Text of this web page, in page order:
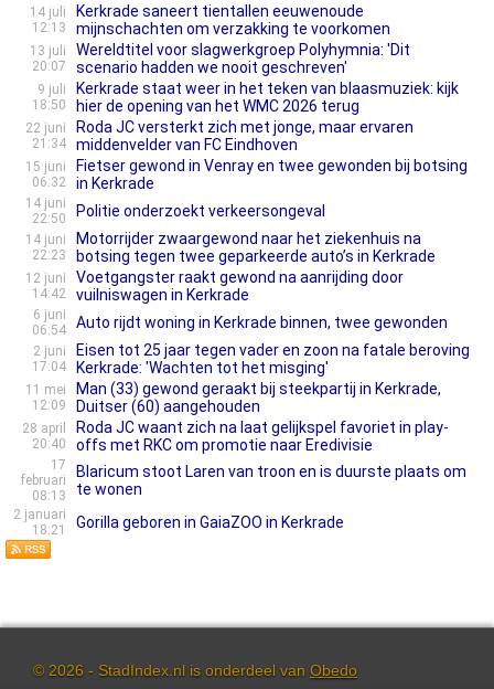
14 juli
12:13
Kerkrade saneert tientallen eeuwenoude
mijnschachten om verzakking te voorkomen
13 juli
20:07
Wereldtitel voor slagwerkgroep Polyhymnia: 'Dit
scenario hadden we nooit geschreven'
9 juli
18:50
Kerkrade staat weer in het teken van blaasmuziek: kijk
hier de opening van het WMC 2026 terug
22 juni
21:34
Roda JC versterkt zich met jonge, maar ervaren
middenvelder van FC Eindhoven
15 juni
06:32
Fietser gewond in Venray en twee gewonden bij botsing
in Kerkrade
14 juni
22:50
Politie onderzoekt verkeersongeval
14 juni
22:23
Motorrijder zwaargewond naar het ziekenhuis na
botsing tegen twee geparkeerde auto’s in Kerkrade
12 juni
14:42
Voetgangster raakt gewond na aanrijding door
vuilniswagen in Kerkrade
6 juni
06:54
Auto rijdt woning in Kerkrade binnen, twee gewonden
2 juni
17:04
Eisen tot 25 jaar tegen vader en zoon na fatale beroving
Kerkrade: 'Wachten tot het misging'
11 mei
12:09
Man (33) gewond geraakt bij steekpartij in Kerkrade,
Duitser (60) aangehouden
28 april
20:40
Roda JC waant zich na laat gelijkspel favoriet in play-
offs met RKC om promotie naar Eredivisie
17
februari
08:13
Blaricum stoot Laren van troon en is duurste plaats om
te wonen
2 januari
18:21
Gorilla geboren in GaiaZOO in Kerkrade
© 2026 - StadIndex.nl is onderdeel van Obedo